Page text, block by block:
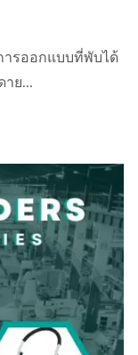
ารออกแบบที่พับได้
าย...